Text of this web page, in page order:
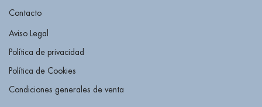
Contacto
Aviso Legal
Política de privacidad
Política de Cookies
Condiciones generales de venta